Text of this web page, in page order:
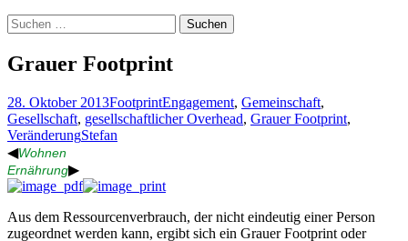
Suchen
nach:
Grauer Footprint
28. Oktober 2013FootprintEngagement, Gemeinschaft,
Gesellschaft, gesellschaftlicher Overhead, Grauer Footprint,
VeränderungStefan
◀Wohnen
Ernährung▶
Aus dem Ressourcenverbrauch, der nicht eindeutig einer Person
zugeordnet werden kann, ergibt sich ein Grauer Footprint oder